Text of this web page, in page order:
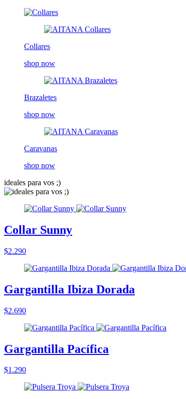
Collares
shop now
Brazaletes
shop now
Caravanas
shop now
ideales para vos ;)
Collar Sunny
$2.290
Gargantilla Ibiza Dorada
$2.690
Gargantilla Pacífica
$1.290